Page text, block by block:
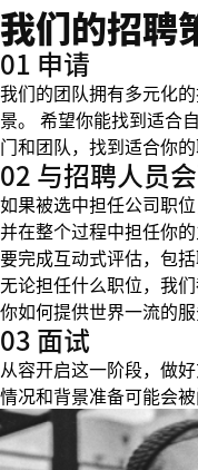
我们的招聘
01 申请
我们的团队拥有多元化
景。 希望你能找到适合
门和团队，找到适合你的
02 与招聘人员
如果被选中担任公司职
并在整个过程中担任你
要完成互动式评估，包
无论担任什么职位，我
你如何提供世界一流的
03 面试
从容开启这一阶段，做
情况和背景准备可能会被